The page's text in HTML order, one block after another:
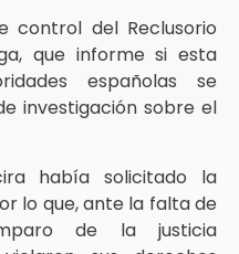
control del Reclusorio
que informe si esta
españolas se
investigación sobre el
había solicitado la
lo que, ante la falta de
de la justicia